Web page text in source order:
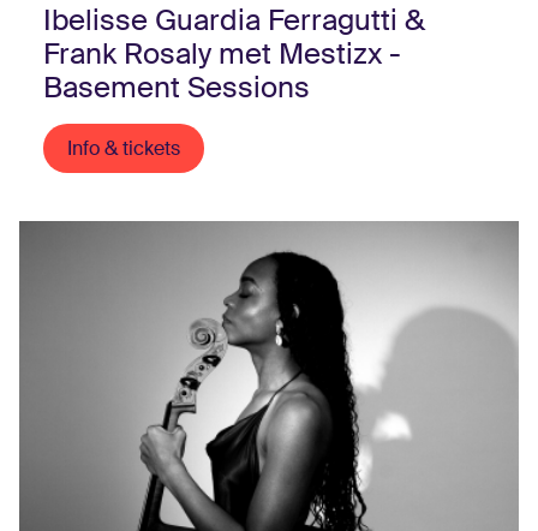
Ibelisse Guardia Ferragutti &
Frank Rosaly met Mestizx -
Basement Sessions
Info & tickets